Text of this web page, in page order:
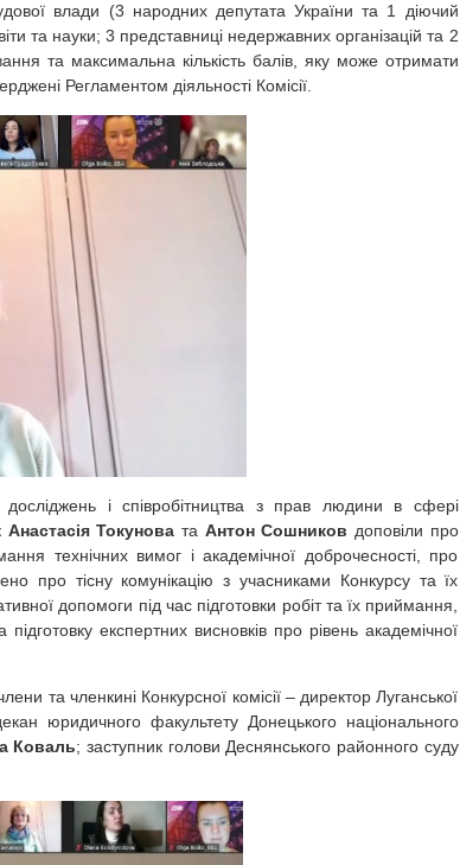
влади (3 народних депутата України та 1 діючий
та науки; 3 представниці недержавних організацій та 2
та максимальна кількість балів, яку може отримати
Регламентом діяльності Комісії.
і співробітництва з прав людини в сфері
Анастасія Токунова та Антон Сошников доповіли про
технічних вимог і академічної доброчесності, про
про тісну комунікацію з учасниками Конкурсу та їх
допомоги під час підготовки робіт та їх приймання,
експертних висновків про рівень академічної
та членкині Конкурсної комісії – директор Луганської
юридичного факультету Донецького національного
Коваль; заступник голови Деснянського районного суду